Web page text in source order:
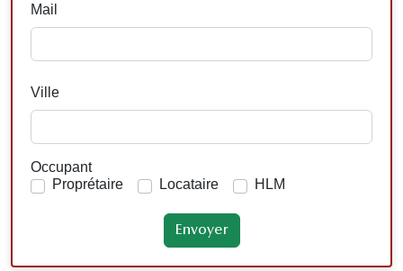
Mail
Ville
Occupant
Proprétaire
Locataire HLM